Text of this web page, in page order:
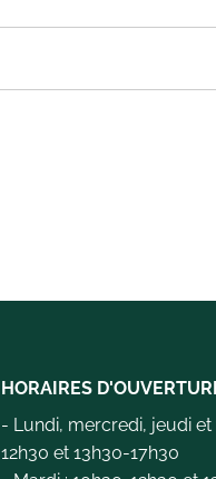
HORAIRES
- Lundi, mercredi, jeudi
12h30 et 13h30-17h30